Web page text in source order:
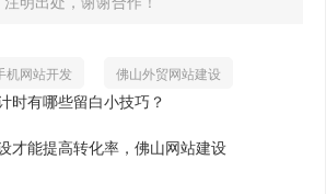
机网站开发 佛山外贸网站建设
时有哪些留白小技巧？
才能提高转化率，佛山网站建设